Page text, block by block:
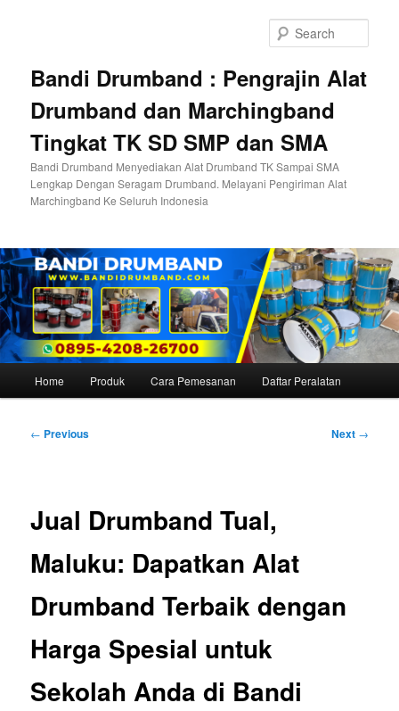
Bandi Drumband : Pengrajin Alat
Drumband dan Marchingband
Tingkat TK SD SMP dan SMA
Bandi Drumband Menyediakan Alat Drumband TK Sampai SMA
Lengkap Dengan Seragam Drumband. Melayani Pengiriman Alat
Marchingband Ke Seluruh Indonesia
Home Produk Cara Pemesanan Daftar Peralatan
Post
← Previous Next →
Jual Drumband Tual,
Maluku: Dapatkan Alat
Drumband Terbaik dengan
Harga Spesial untuk
Sekolah Anda di Bandi